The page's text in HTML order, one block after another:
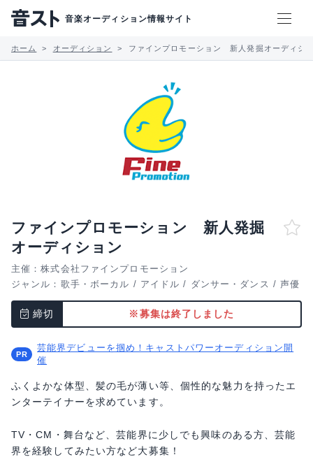
音楽オーディション情報サイト
ホーム オーディション ファインプロモーション 新人発掘オーディシ
ファインプロモーション 新人発掘
オーディション
主催：株式会社ファインプロモーション
ジャンル： 歌手・ボーカル / アイドル / ダンサー・ダンス /声優
締切 ※募集は終了しました
芸能界デビューを掴め！キャストパワーオーディション開
催
ふくよかな体型、髪の毛が薄い等、個性的な魅力を持ったエ
ンターテイナーを求めています。
TV・CM・舞台など、芸能界に少しでも興味のある方、芸能
界を経験してみたい方など大募集！